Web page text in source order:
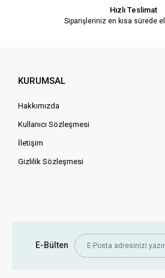
Hızlı Teslimat
Siparişleriniz en kısa sürede
KURUMSAL
Hakkımızda
Kullanıcı Sözleşmesi
İletişim
Gizlilik Sözleşmesi
E-Bülten